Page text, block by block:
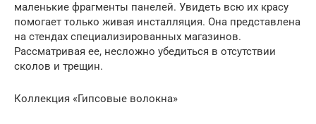
маленькие фрагменты панелей. Увидеть всю их красу
помогает только живая инсталляция. Она представлена
на стендах специализированных магазинов.
Рассматривая ее, несложно убедиться в отсутствии
сколов и трещин.
Коллекция «Гипсовые волокна»